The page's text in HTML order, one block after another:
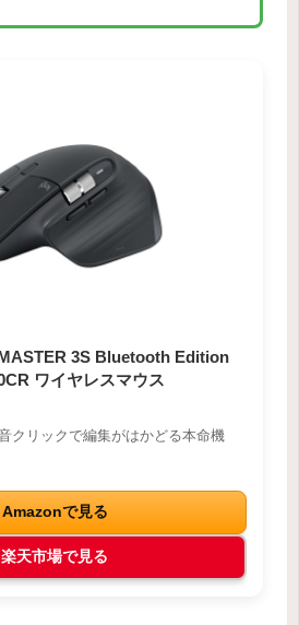
3S Bluetooth Edition
ワイヤレスマウス
クリックで編集がはかどる本命機
Amazonで見る
楽天市場で見る